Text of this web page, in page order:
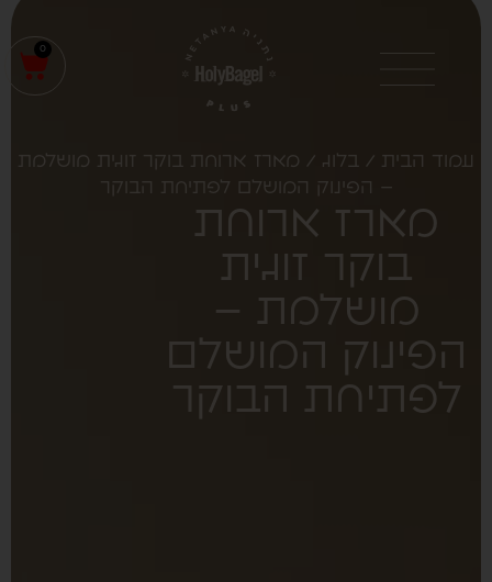
0
עמוד הבית / בלוג/ מארז ארוחת בוקר זוגית מושלמת
– הפינוק המושלם לפתיחת הבוקר
מארז ארוחת
בוקר זוגית
מושלמת –
הפינוק המושלם
לפתיחת הבוקר